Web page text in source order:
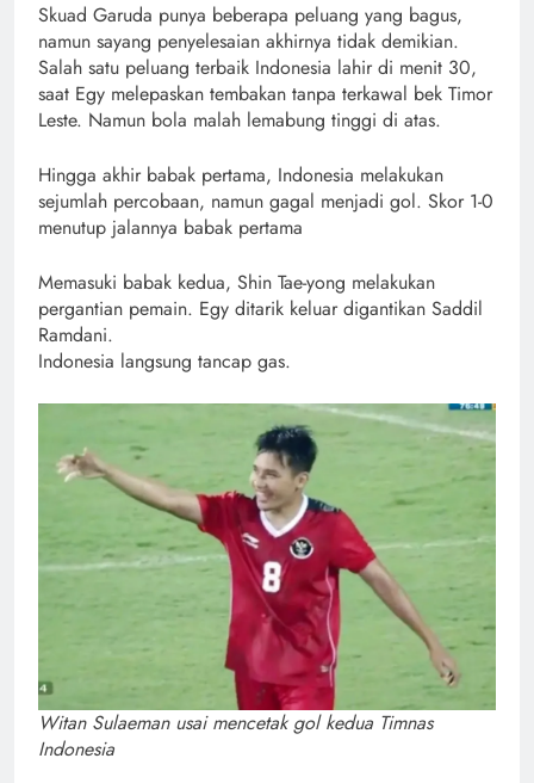
Skuad Garuda punya beberapa peluang yang bagus,
namun sayang penyelesaian akhirnya tidak demikian.
Salah satu peluang terbaik Indonesia lahir di menit 30,
saat Egy melepaskan tembakan tanpa terkawal bek Timor
Leste. Namun bola malah lemabung tinggi di atas.
Hingga akhir babak pertama, Indonesia melakukan
sejumlah percobaan, namun gagal menjadi gol. Skor 1-0
menutup jalannya babak pertama
Memasuki babak kedua, Shin Tae-yong melakukan
pergantian pemain. Egy ditarik keluar digantikan Saddil
Ramdani.
Indonesia langsung tancap gas.
Witan Sulaeman usai mencetak gol kedua Timnas
Indonesia